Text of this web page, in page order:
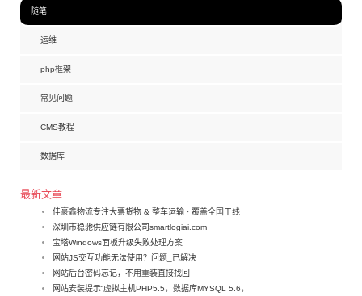
随笔
运维
php框架
常见问题
CMS教程
数据库
最新文章
佳豪鑫物流专注大票货物 & 整车运输 · 覆盖全国干线
深圳市稳驰供应链有限公司smartlogiai.com
宝塔Windows面板升级失败处理方案
网站JS交互功能无法使用？问题_已解决
网站后台密码忘记，不用重装直接找回
网站安装提示“虚拟主机PHP5.5，数据库MYSQL 5.6，